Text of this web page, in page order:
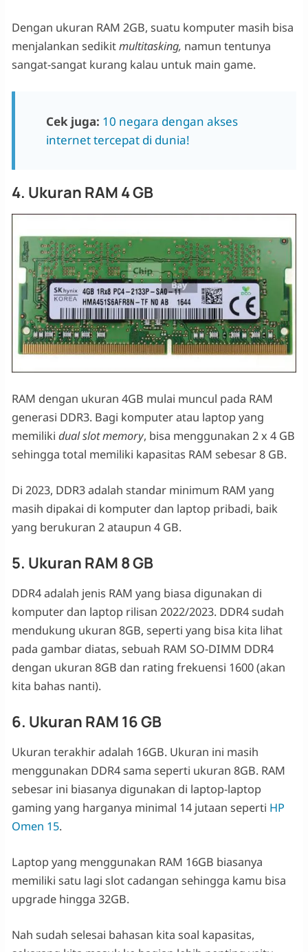
Dengan ukuran RAM 2GB, suatu komputer masih bisa
menjalankan sedikitmultitasking, namun tentunya
sangat-sangat kurang kalau untuk main game.
Cek juga: 10 negara dengan akses
internet tercepat di dunia!
4. Ukuran RAM 4 GB
RAM dengan ukuran 4GB mulai muncul pada RAM
generasi DDR3. Bagi komputer atau laptop yang
memiliki dualslot memory, bisa menggunakan 2 x 4 GB
sehingga total memiliki kapasitas RAM sebesar 8 GB.
Di 2023, DDR3 adalah standar minimum RAM yang
masih dipakai di komputer dan laptop pribadi, baik
yang berukuran 2 ataupun 4 GB.
5. Ukuran RAM 8 GB
DDR4 adalah jenis RAM yang biasa digunakan di
komputer dan laptop rilisan 2022/2023. DDR4 sudah
mendukung ukuran 8GB, seperti yang bisa kita lihat
pada gambar diatas, sebuah RAM SO-DIMM DDR4
dengan ukuran 8GB dan rating frekuensi 1600 (akan
kita bahas nanti).
6. Ukuran RAM 16 GB
Ukuran terakhir adalah 16GB. Ukuran ini masih
menggunakan DDR4 sama seperti ukuran 8GB. RAM
sebesar ini biasanya digunakan di laptop-laptop
gaming yang harganya minimal 14 jutaan seperti HP
Omen 15.
Laptop yang menggunakan RAM 16GB biasanya
memiliki satu lagi slot cadangan sehingga kamu bisa
upgrade hingga 32GB.
Nah sudah selesai bahasan kita soal kapasitas,